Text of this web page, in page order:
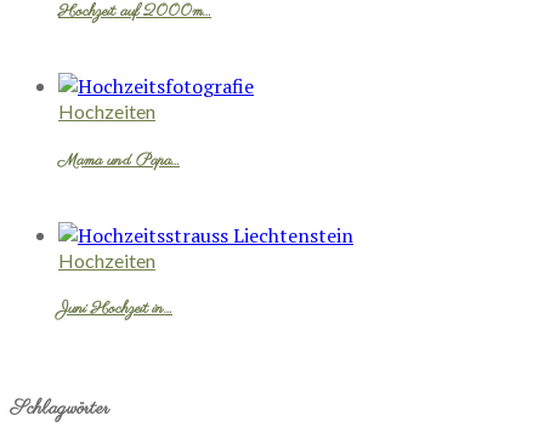
Hochzeit auf 2000m…
Hochzeiten
Mama und Papa…
Hochzeiten
Juni Hochzeit in…
Schlagwörter